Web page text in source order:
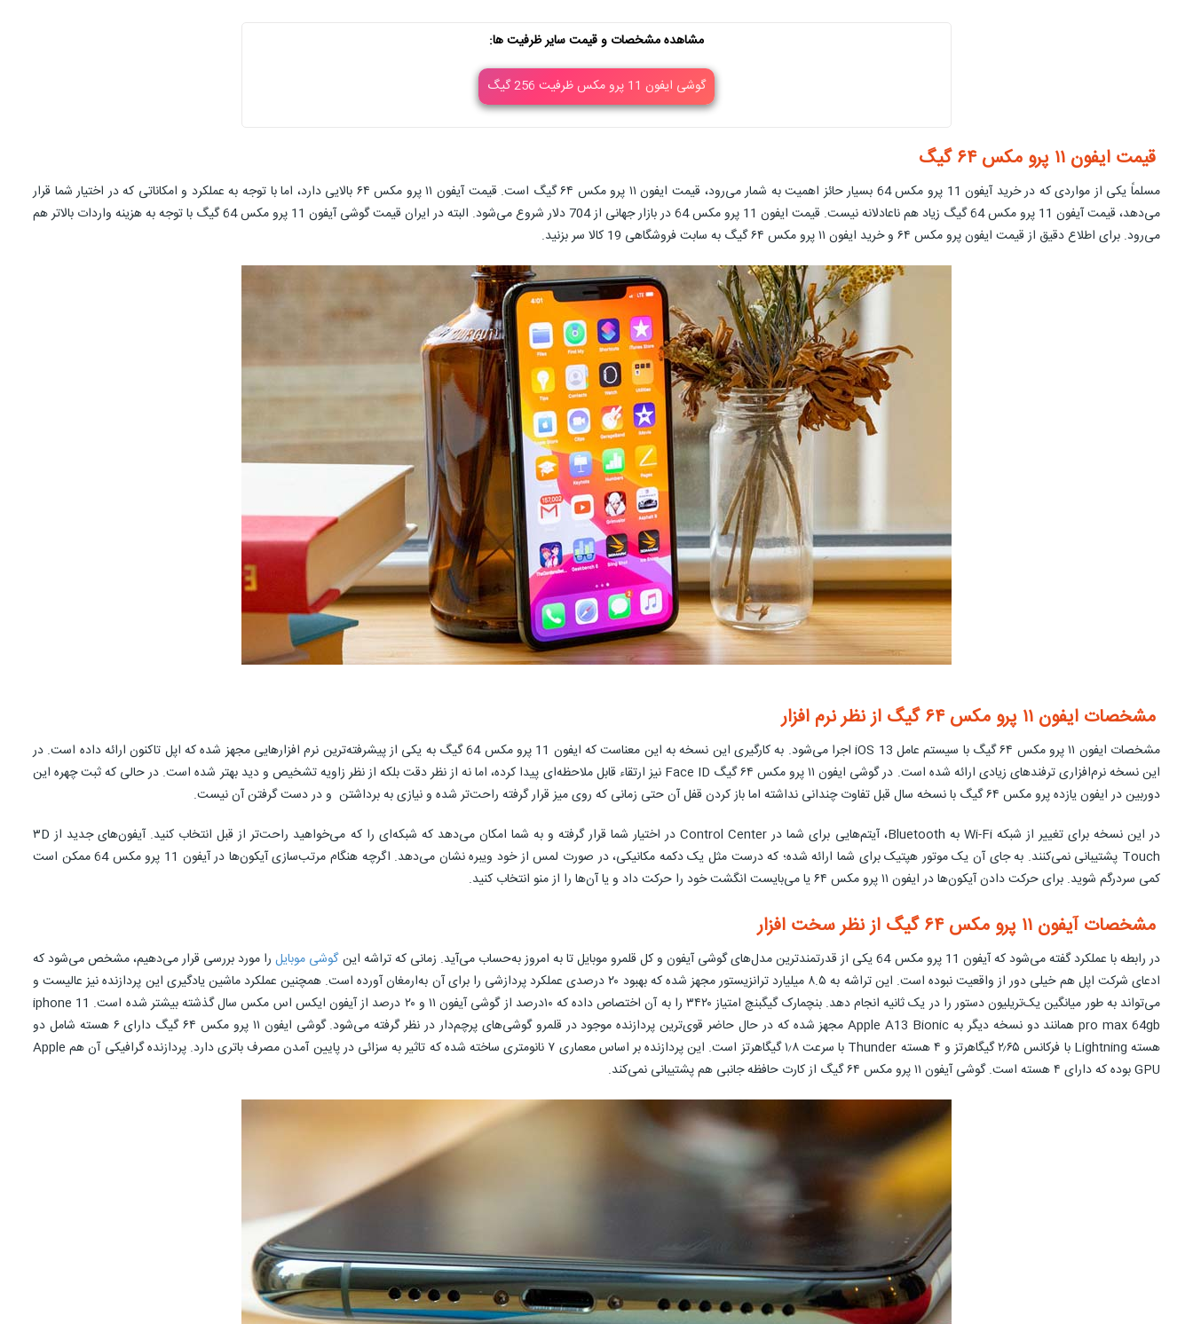
مشاهده مشخصات و قیمت سایر ظرفیت ها:
گوشی ایفون 11 پرو مکس ظرفیت 256 گیگ
قیمت ایفون ۱۱ پرو مکس ۶۴ گیگ
مسلماً یکی از مواردی که در خرید آیفون 11 پرو مکس 64 بسیار حائز اهمیت به شمار می‌رود، قیمت ایفون ۱۱ پرو مکس ۶۴ گیگ است. قیمت آیفون ۱۱ پرو مکس ۶۴ بالایی دارد، اما با توجه به عملکرد و امکاناتی که در اختیار شما قرار
می‌دهد، قیمت آیفون 11 پرو مکس 64 گیگ زیاد هم ناعادلانه نیست. قیمت ایفون 11 پرو مکس 64 در بازار جهانی از 704 دلار شروع می‌شود. البته در ایران قیمت گوشی آیفون 11 پرو مکس 64 گیگ با توجه به هزینه واردات بالاتر هم
می‌رود. برای اطلاع دقیق از قیمت ایفون پرو مکس ۶۴ و خرید ایفون ۱۱ پرو مکس ۶۴ گیگ به سابت فروشگاهی 19 کالا سر بزنید.
مشخصات ایفون ۱۱ پرو مکس ۶۴ گیگ از نظر نرم افزار
مشخصات ایفون ۱۱ پرو مکس ۶۴ گیگ با سیستم عامل iOS 13 اجرا می‌شود. به کارگیری این نسخه به این معناست که ایفون 11 پرو مکس 64 گیگ به یکی از پیشرفته‌ترین نرم افزارهایی مجهز شده که اپل تاکنون ارائه داده است. در
این نسخه نرم‌افزاری ترفندهای زیادی ارائه شده است. در گوشی ایفون ۱۱ پرو مکس ۶۴ گیگ Face ID نیز ارتقاء قابل ملاحظه‌ای پیدا کرده، اما نه از نظر دقت بلکه از نظر زاویه تشخیص و دید بهتر شده است. در حالی که ثبت چهره این
دوربین در ایفون یازده پرو مکس ۶۴ گیگ با نسخه سال قبل تفاوت چندانی نداشته اما باز کردن قفل آن حتی زمانی که روی میز قرار گرفته راحت‌تر شده و نیازی به برداشتن و در دست گرفتن آن نیست.
در این نسخه برای تغییر از شبکه Wi-Fi به Bluetooth، آیتم‌هایی برای شما در Control Center در اختیار شما قرار گرفته و به شما امکان می‌دهد که شبکه‌ای را که می‌خواهید راحت‌تر از قبل انتخاب کنید. آیفون‌های جدید از ۳D
Touch پشتیبانی نمی‌کنند. به جای آن یک موتور هپتیک برای شما ارائه شده؛ که درست مثل یک دکمه مکانیکی، در صورت لمس از خود ویبره نشان می‌دهد. اگرچه هنگام مرتب‌سازی آیکون‌ها در آیفون 11 پرو مکس 64 ممکن است
کمی سردرگم شوید. برای حرکت دادن آیکون‌ها در ایفون ۱۱ پرو مکس ۶۴ یا می‌بایست انگشت خود را حرکت داد و یا آن‌ها را از منو انتخاب کنید.
مشخصات آیفون ۱۱ پرو مکس ۶۴ گیگ از نظر سخت افزار
در رابطه با عملکرد گفته می‌شود که آیفون 11 پرو مکس 64 یکی از قدرتمندترین مدل‌های گوشی‌ آیفون و کل قلمرو موبایل تا به امروز به‌حساب می‌آید. زمانی که تراشه این گوشی موبایلرا مورد بررسی قرار می‌دهیم، مشخص می‌شود که
ادعای شرکت اپل هم خیلی دور از واقعیت نبوده است. این تراشه به ۸.۵ میلیارد ترانزیستور مجهز شده که بهبود ۲۰ درصدی عملکرد پردازشی را برای آن به‌ارمغان آورده است. همچنین عملکرد ماشین یادگیری این پردازنده نیز عالیست و
می‌تواند به طور میانگین یک‌تریلیون دستور را در یک ثانیه انجام دهد. بنچمارک گیگبنچ امتیاز ۳۴۲۰ را به آن اختصاص داده که ۱۰درصد از گوشی آیفون ۱۱ و ۲۰ درصد از آیفون ایکس اس مکس سال گذشته بیشتر شده است. iphone 11
pro max 64gb همانند دو نسخه دیگر به Apple A13 Bionic مجهز شده که در حال حاضر قوی‌ترین پردازنده‌ موجود در قلمرو گوشی‌های پرچم‌دار در‌ نظر گرفته می‌شود. گوشی ایفون ۱۱ پرو مکس ۶۴ گیگ دارای ۶ هسته شامل دو
هسته Lightning با فرکانس ۲٫۶۵ گیگاهرتز و ۴ هسته Thunder با سرعت ۱٫۸ گیگاهرتز است. این پردازنده بر اساس معماری ۷ نانومتری ساخته شده که تاثیر به سزائی در پایین آمدن مصرف باتری دارد. پردازنده گرافیکی آن هم Apple
GPU بوده که دارای ۴ هسته است. گوشی آیفون ۱۱ پرو مکس ۶۴ گیگ از کارت حافظه جانبی هم پشتیبانی نمی‌کند.